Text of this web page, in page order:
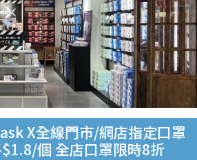
X全線門市/網店指定口罩
個 全店口罩限時8折